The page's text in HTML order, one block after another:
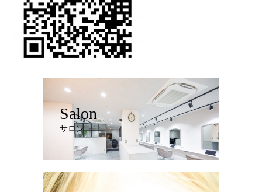
Salon
サロン